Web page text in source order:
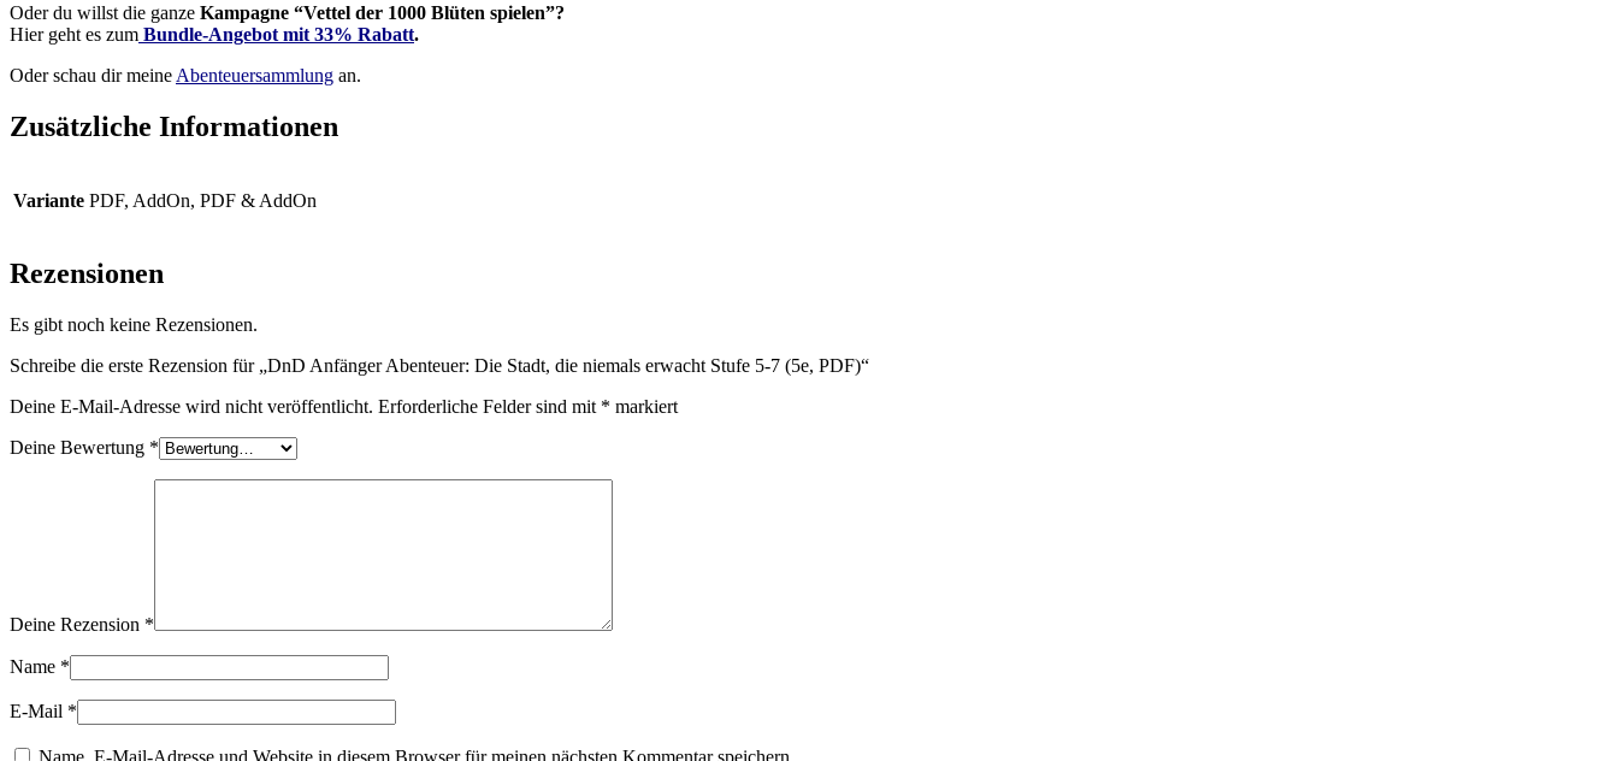
Oder du willst die ganze Kampagne “Vettel der 1000 Blüten spielen”?
Hier geht es zum Bundle-Angebot mit 33% Rabatt.
Oder schau dir meine Abenteuersammlung an.
Zusätzliche Informationen
Variante PDF, AddOn, PDF & AddOn
Rezensionen
Es gibt noch keine Rezensionen.
Schreibe die erste Rezension für „DnD Anfänger Abenteuer: Die Stadt, die niemals erwacht Stufe 5-7 (5e, PDF)“
Deine E-Mail-Adresse wird nicht veröffentlicht. Erforderliche Felder sind mit * markiert
Deine Bewertung *
Deine Rezension *
Name *
E-Mail *